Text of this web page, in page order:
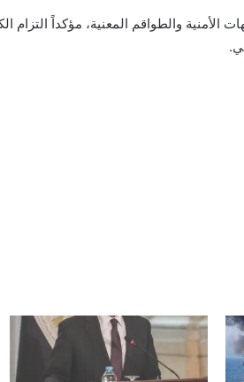
الأمنية والطواقم المعنية، مؤكداً